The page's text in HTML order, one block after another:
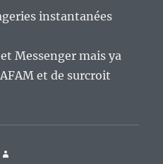
instantanées
Messenger mais ya
et de surcroit